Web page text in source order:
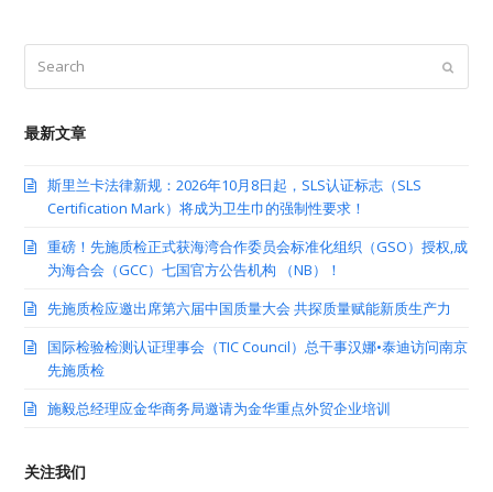
最新文章
斯里兰卡法律新规：2026年10月8日起，SLS认证标志（SLS
Certification Mark）将成为卫生巾的强制性要求！
重磅！先施质检正式获海湾合作委员会标准化组织（GSO）授权,成
为海合会（GCC）七国官方公告机构 （NB）！
先施质检应邀出席第六届中国质量大会 共探质量赋能新质生产力
国际检验检测认证理事会（TIC Council）总干事汉娜•泰迪访问南京
先施质检
施毅总经理应金华商务局邀请为金华重点外贸企业培训
关注我们